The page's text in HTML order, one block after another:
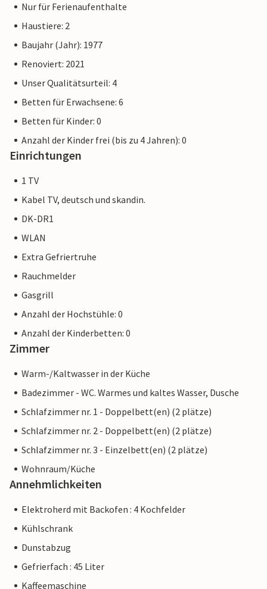
Nur für Ferienaufenthalte
Haustiere: 2
Baujahr (Jahr): 1977
Renoviert: 2021
Unser Qualitätsurteil: 4
Betten für Erwachsene: 6
Betten für Kinder: 0
Anzahl der Kinder frei (bis zu 4 Jahren): 0
Einrichtungen
1 TV
Kabel TV, deutsch und skandin.
DK-DR1
WLAN
Extra Gefriertruhe
Rauchmelder
Gasgrill
Anzahl der Hochstühle: 0
Anzahl der Kinderbetten: 0
Zimmer
Warm-/Kaltwasser in der Küche
Badezimmer - WC. Warmes und kaltes Wasser, Dusche
Schlafzimmer nr. 1 - Doppelbett(en) (2 plätze)
Schlafzimmer nr. 2 - Doppelbett(en) (2 plätze)
Schlafzimmer nr. 3 - Einzelbett(en) (2 plätze)
Wohnraum/Küche
Annehmlichkeiten
Elektroherd mit Backofen : 4 Kochfelder
Kühlschrank
Dunstabzug
Gefrierfach : 45 Liter
Kaffeemaschine